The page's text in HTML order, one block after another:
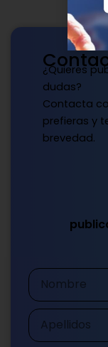
¿Quieres
dudas?
Contacta
prefieras y
brevedad.
Nombre
Apellidos